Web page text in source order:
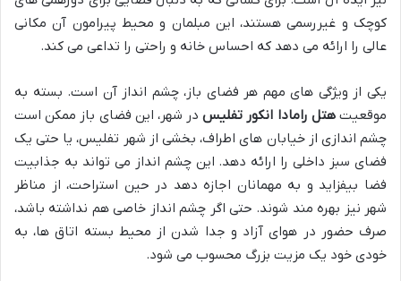
کوچک و غیررسمی هستند، این مبلمان و محیط پیرامون آن مکانی
عالی را ارائه می دهد که احساس خانه و راحتی را تداعی می کند.
یکی از ویژگی های مهم هر فضای باز، چشم انداز آن است. بسته به
موقعیتهتل رامادا انکور تفلیسدر شهر، این فضای باز ممکن است
چشم اندازی از خیابان های اطراف، بخشی از شهر تفلیس، یا حتی یک
فضای سبز داخلی را ارائه دهد. این چشم انداز می تواند به جذابیت
فضا بیفزاید و به مهمانان اجازه دهد در حین استراحت، از مناظر
شهر نیز بهره مند شوند. حتی اگر چشم انداز خاصی هم نداشته باشد،
صرف حضور در هوای آزاد و جدا شدن از محیط بسته اتاق ها، به
خودی خود یک مزیت بزرگ محسوب می شود.